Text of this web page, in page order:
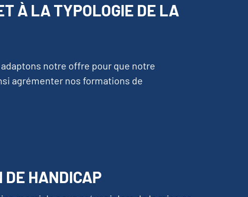
À LA TYPOLOGIE DE LA
notre offre pour que notre
agrémenter nos formations de
DE HANDICAP